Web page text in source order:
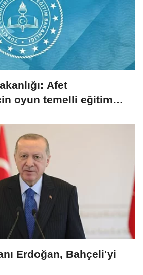
Afet
oyun temelli eğitim
Erdoğan, Bahçeli'yi